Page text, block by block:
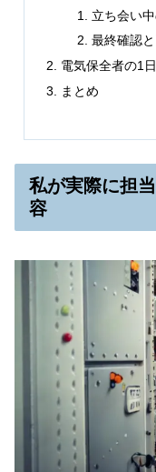
立ち会い
最終確認
電気保全者の1日
まとめ
私が実際に担
容